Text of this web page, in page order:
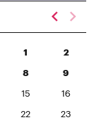
1 2
8 9
15 16
22 23